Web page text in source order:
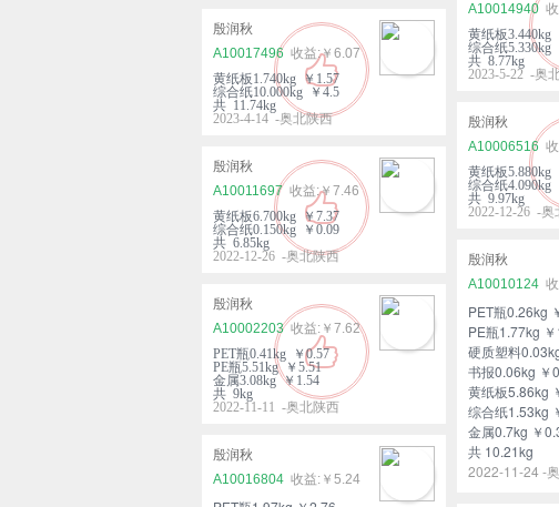
A10014940
黄纸板3.440kg
综合纸5.330kg
共 8.77kg
2023-5-22 -奥
殷润秋
A10017496
￥6.07
黄纸板1.740kg ￥1.57
综合纸10.000kg ￥4.5
共 11.74kg
2023-4-14 -奥北陕西
殷润秋
A10006516
黄纸板5.880kg
综合纸4.090kg
共 9.97kg
2022-12-26 -奥
殷润秋
A10011697
￥7.46
黄纸板6.700kg ￥7.37
综合纸0.150kg ￥0.09
共 6.85kg
2022-12-26 -奥北陕西
殷润秋
A10010124
PET瓶0.26kg
PE瓶1.77kg
硬质塑料
书报0.06kg ￥
黄纸板5.86kg
综合纸1.53kg
金属0.7kg ￥
共 10.21kg
2022-11-24 -
殷润秋
A10002203
￥7.62
PET瓶0.41kg ￥0.57
PE瓶5.51kg ￥5.51
金属3.08kg ￥1.54
共 9kg
2022-11-11 -奥北陕西
殷润秋
A10016804
￥5.24